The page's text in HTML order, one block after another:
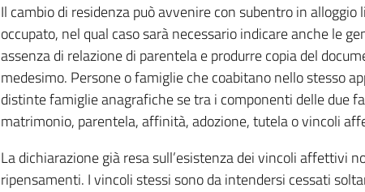
Il cambio di residenza può avvenire con subentro in
occupato, nel qual caso sarà necessario indicare anche le
assenza di relazione di parentela e produrre copia del
medesimo. Persone o famiglie che coabitano nello stesso
distinte famiglie anagrafiche se tra i componenti delle due
matrimonio, parentela, affinità, adozione, tutela o vincoli
La dichiarazione già resa sull’esistenza dei vincoli affettivi
ripensamenti. I vincoli stessi sono da intendersi cessati